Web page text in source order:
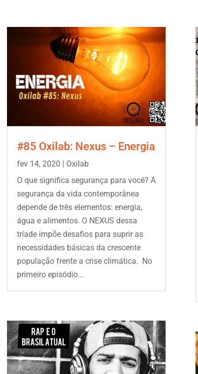
#85 Oxilab: Nexus – Energia
fev 14, 2020 | Oxilab
O que significa segurança para você? A
segurança da vida contemporânea
depende de três elementos: energia,
água e alimentos. O NEXUS dessa
tríade impõe desafios para suprir as
necessidades básicas da crescente
população frente a crise climática. No
primeiro episódio...